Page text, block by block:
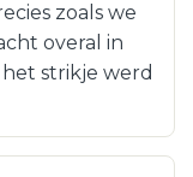
zoals we
overal in
strikje werd